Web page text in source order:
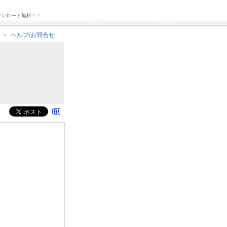
ロード無料！！
ヘルプ/お問合せ